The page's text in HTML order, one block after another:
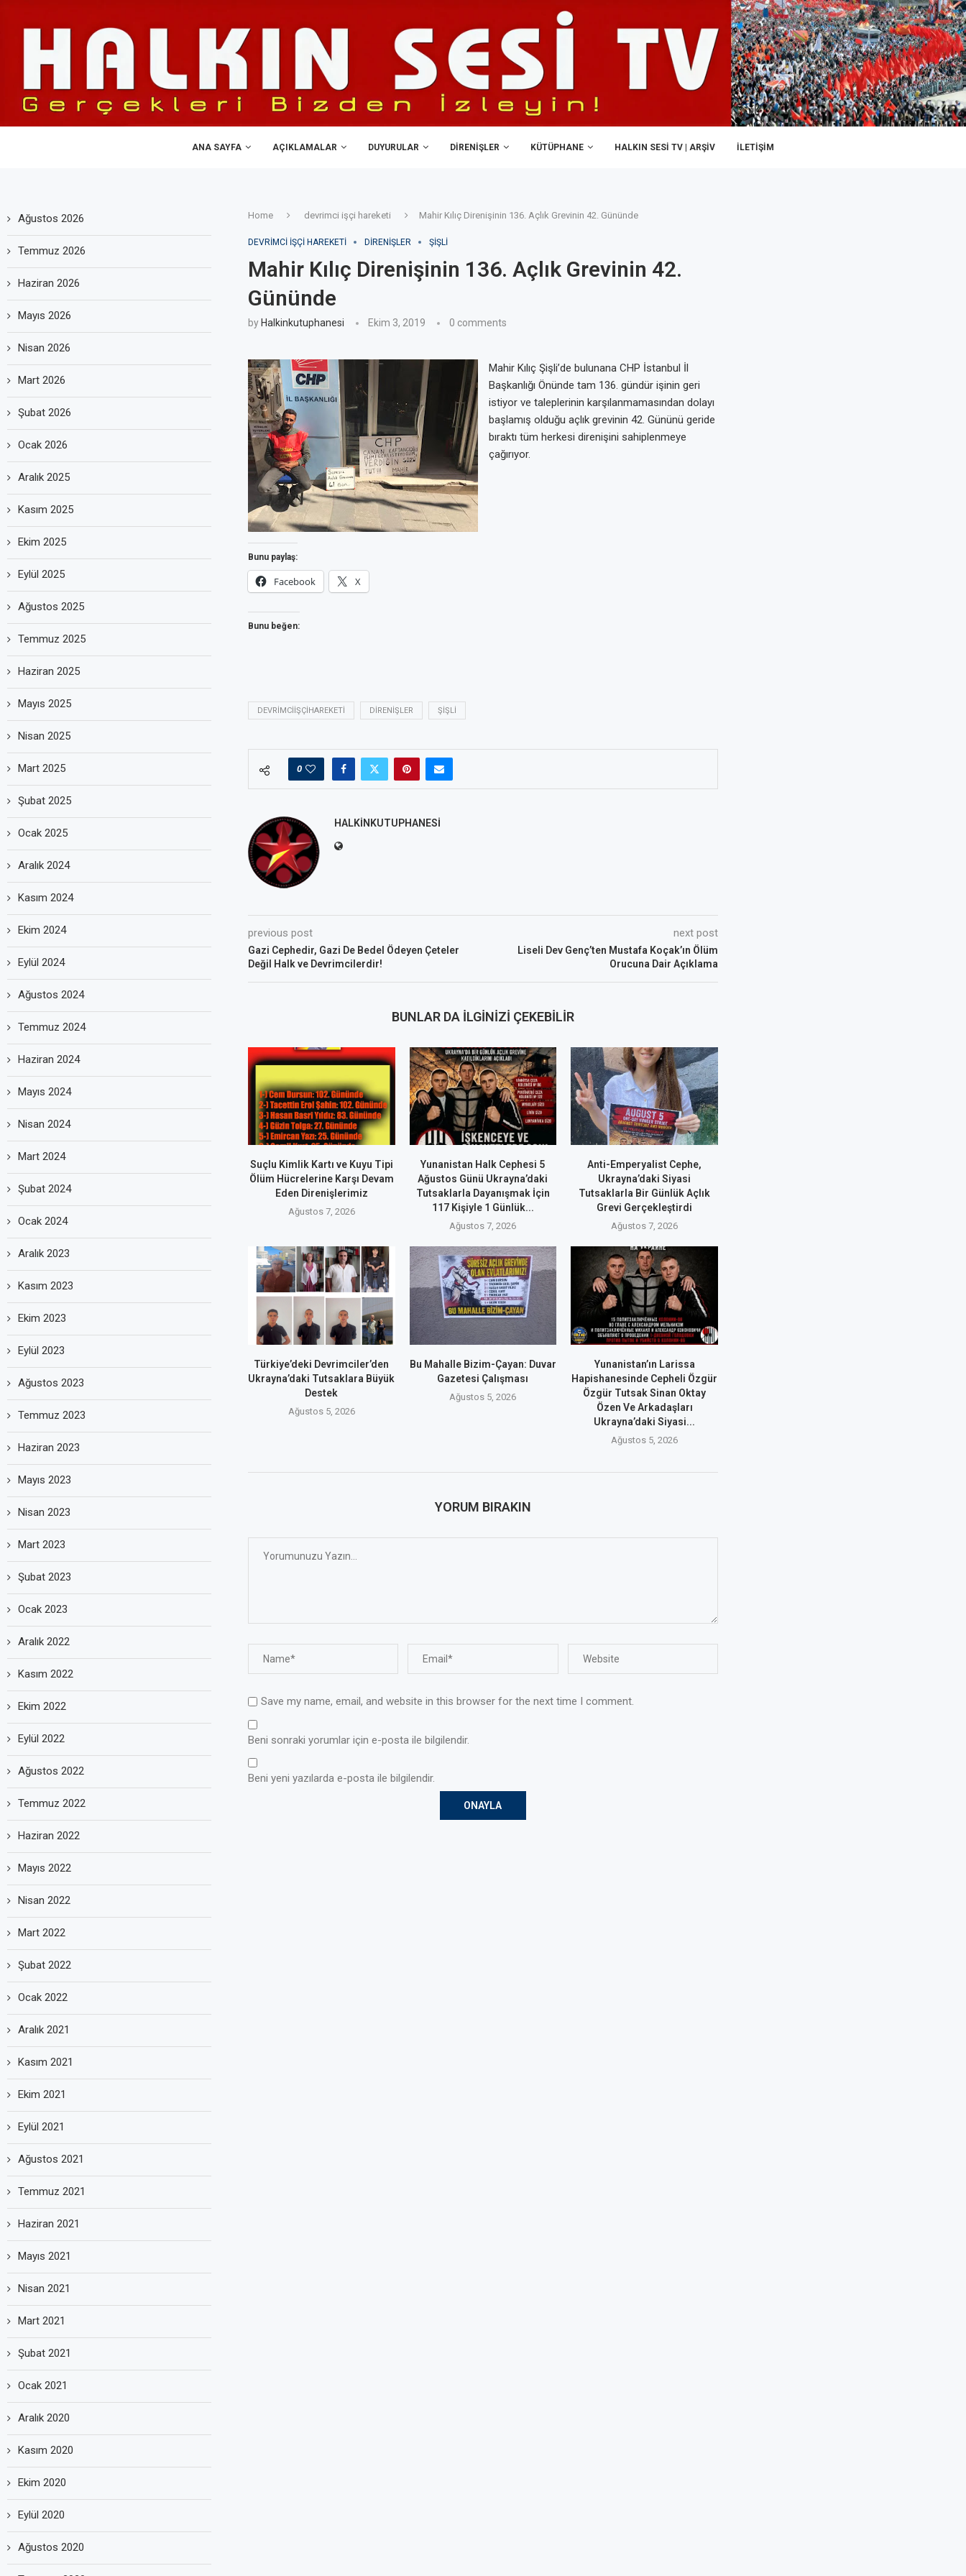
ANA SAYFA AÇIKLAMALAR DUYURULAR DIRENIŞLER KÜTÜPHANE HALKIN SESI TV | ARŞİV İLETIŞIM
Home devrimci işçi hareketi Mahir Kılıç Direnişinin 136. Açlık Grevinin 42. Gününde
DEVRIMCI IŞÇI HAREKETI DIRENIŞLER ŞIŞLI
Mahir Kılıç Direnişinin 136. Açlık Grevinin 42.
Gününde
byHalkinkutuphanesi Ekim 3, 2019 0 comments
Mahir Kılıç Şişli’de bulunana CHP İstanbul İl
Başkanlığı Önünde tam 136. gündür işinin geri
istiyor ve taleplerinin karşılanmamasından dolayı
başlamış olduğu açlık grevinin 42. Gününü geride
bıraktı tüm herkesi direnişini sahiplenmeye
çağırıyor.
Bunu paylaş:
Facebook X
Bunu beğen:
DEVRIMCIIŞÇIHAREKETI DIRENIŞLER ŞIŞLI
0
HALKINKUTUPHANESI
previous post
Gazi Cephedir, Gazi De Bedel Ödeyen Çeteler
Değil Halk ve Devrimcilerdir!
next post
Liseli Dev Genç’ten Mustafa Koçak’ın Ölüm
Orucuna Dair Açıklama
BUNLAR DA İLGINIZI ÇEKEBILIR
Suçlu Kimlik Kartı ve Kuyu Tipi
Ölüm Hücrelerine Karşı Devam
Eden Direnişlerimiz
Ağustos 7, 2026
Yunanistan Halk Cephesi 5
Ağustos Günü Ukrayna’daki
Tutsaklarla Dayanışmak İçin
117 Kişiyle 1 Günlük...
Ağustos 7, 2026
Anti-Emperyalist Cephe,
Ukrayna’daki Siyasi
Tutsaklarla Bir Günlük Açlık
Grevi Gerçekleştirdi
Ağustos 7, 2026
Türkiye’deki Devrimciler’den
Ukrayna’daki Tutsaklara Büyük
Destek
Ağustos 5, 2026
Bu Mahalle Bizim-Çayan: Duvar
Gazetesi Çalışması
Ağustos 5, 2026
Yunanistan’ın Larissa
Hapishanesinde Cepheli Özgür
Özgür Tutsak Sinan Oktay
Özen Ve Arkadaşları
Ukrayna’daki Siyasi...
Ağustos 5, 2026
YORUM BIRAKIN
Save my name, email, and website in this browser for the next time I comment.
Beni sonraki yorumlar için e-posta ile bilgilendir.
Beni yeni yazılarda e-posta ile bilgilendir.
Ağustos 2026
Temmuz 2026
Haziran 2026
Mayıs 2026
Nisan 2026
Mart 2026
Şubat 2026
Ocak 2026
Aralık 2025
Kasım 2025
Ekim 2025
Eylül 2025
Ağustos 2025
Temmuz 2025
Haziran 2025
Mayıs 2025
Nisan 2025
Mart 2025
Şubat 2025
Ocak 2025
Aralık 2024
Kasım 2024
Ekim 2024
Eylül 2024
Ağustos 2024
Temmuz 2024
Haziran 2024
Mayıs 2024
Nisan 2024
Mart 2024
Şubat 2024
Ocak 2024
Aralık 2023
Kasım 2023
Ekim 2023
Eylül 2023
Ağustos 2023
Temmuz 2023
Haziran 2023
Mayıs 2023
Nisan 2023
Mart 2023
Şubat 2023
Ocak 2023
Aralık 2022
Kasım 2022
Ekim 2022
Eylül 2022
Ağustos 2022
Temmuz 2022
Haziran 2022
Mayıs 2022
Nisan 2022
Mart 2022
Şubat 2022
Ocak 2022
Aralık 2021
Kasım 2021
Ekim 2021
Eylül 2021
Ağustos 2021
Temmuz 2021
Haziran 2021
Mayıs 2021
Nisan 2021
Mart 2021
Şubat 2021
Ocak 2021
Aralık 2020
Kasım 2020
Ekim 2020
Eylül 2020
Ağustos 2020